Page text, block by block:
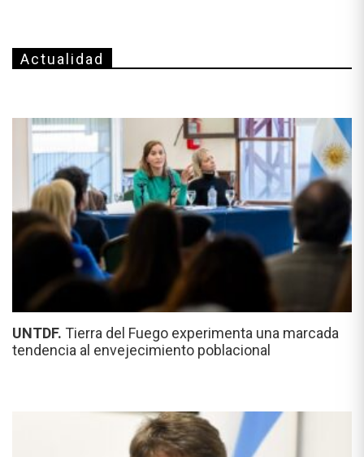
Actualidad
UNTDF. Tierra del Fuego experimenta una marcada
tendencia al envejecimiento poblacional